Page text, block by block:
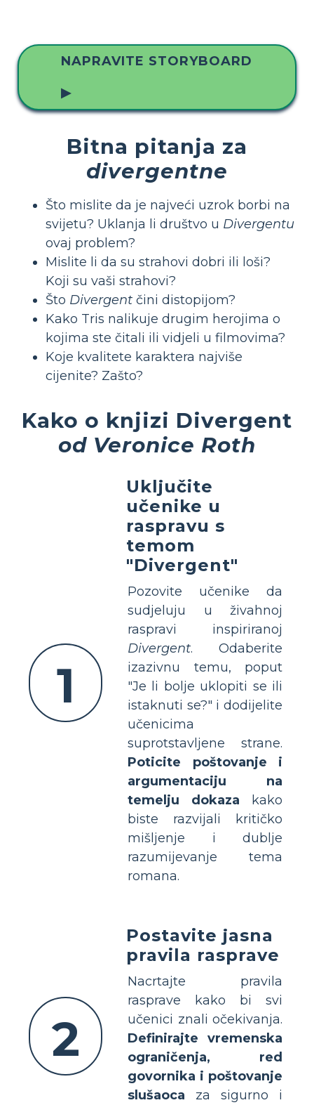
NAPRAVITE STORYBOARD
▶
Bitna pitanja za
divergentne
Što mislite da je najveći uzrok borbi na
svijetu? Uklanja li društvo u Divergentu
ovaj problem?
Mislite li da su strahovi dobri ili loši?
Koji su vaši strahovi?
Što Divergent čini distopijom?
Kako Tris nalikuje drugim herojima o
kojima ste čitali ili vidjeli u filmovima?
Koje kvalitete karaktera najviše
cijenite? Zašto?
Kako o knjizi Divergent
od Veronice Roth
1
Uključite
učenike u
raspravu s
temom
"Divergent"
Pozovite učenike da
sudjeluju u živahnoj
raspravi inspiriranoj
Divergent. Odaberite
izazivnu temu, poput
"Je li bolje uklopiti se ili
istaknuti se?" i dodijelite
učenicima
suprotstavljene strane.
Poticite poštovanje i
argumentaciju na
temelju dokaza kako
biste razvijali kritičko
mišljenje i dublje
razumijevanje tema
romana.
2
Postavite jasna
pravila rasprave
Nacrtajte pravila
rasprave kako bi svi
učenici znali očekivanja.
Definirajte vremenska
ograničenja, red
govornika i poštovanje
slušaoca za sigurno i